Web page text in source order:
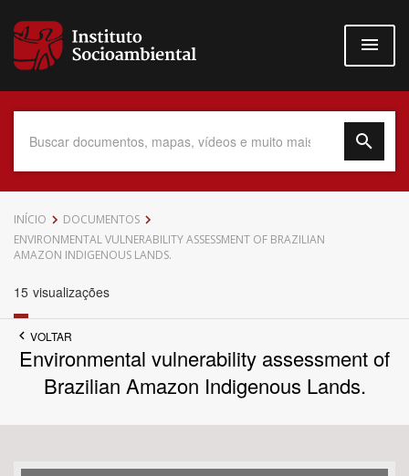
para
conteúdo
Data do Documento
INÍCIO
DOCUMENTOS
ENVIRONMENTAL VULNERABILITY ASSESSMENT OF BRAZILIAN
AMAZON INDIGENOUS LANDS.
15 visualizações
VOLTAR
Environmental vulnerability assessment of
Brazilian Amazon Indigenous Lands.